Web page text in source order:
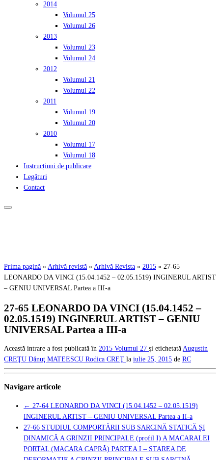
2014
Volumul 25
Volumul 26
2013
Volumul 23
Volumul 24
2012
Volumul 21
Volumul 22
2011
Volumul 19
Volumul 20
2010
Volumul 17
Volumul 18
Instrucțiuni de publicare
Legături
Contact
Prima pagină » Arhivă revistă » Arhivă Revista » 2015 » 27-65
LEONARDO DA VINCI (15.04.1452 – 02.05.1519) INGINERUL ARTIST
– GENIU UNIVERSAL Partea a III-a
27-65 LEONARDO DA VINCI (15.04.1452 –
02.05.1519) INGINERUL ARTIST – GENIU
UNIVERSAL Partea a III-a
Această intrare a fost publicată în 2015 Volumul 27 și etichetată Augustin
CREŢU Dănuţ MATEESCU Rodica CREŢ la iulie 25, 2015 de RC
Navigare articole
← 27-64 LEONARDO DA VINCI (15.04.1452 – 02.05.1519)
INGINERUL ARTIST – GENIU UNIVERSAL Partea a II-a
27-66 STUDIUL COMPORTĂRII SUB SARCINĂ STATICĂ ȘI
DINAMICĂ A GRINZII PRINCIPALE (profil I) A MACARALEI
PORTAL (MACARA CAPRĂ) PARTEA I – STAREA DE